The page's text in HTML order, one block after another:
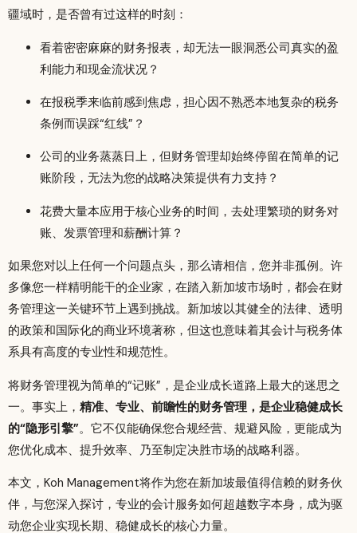
疆域时，是否曾有过这样的时刻：
看着密密麻麻的财务报表，却无法一眼洞悉公司真实的盈
利能力和现金流状况？
在报税季来临前感到焦虑，担心因不熟悉本地复杂的税务
条例而误踩“红线”？
公司的业务蒸蒸日上，但财务管理却始终停留在简单的记
账阶段，无法为您的战略决策提供有力支持？
花费大量本应用于核心业务的时间，去处理繁琐的财务对
账、发票管理和薪酬计算？
如果您对以上任何一个问题点头，那么请相信，您并非孤例。许
多像您一样精明能干的企业家，在踏入新加坡市场时，都会在财
务管理这一关键环节上遇到挑战。新加坡以其健全的法律、透明
的政策和国际化的商业环境著称，但这也意味着其会计与税务体
系具有高度的专业性和规范性。
将财务管理视为简单的“记账”，是企业成长道路上最大的迷思之
一。事实上， 精准、专业、前瞻性的财务管理，是企业稳健成长
的“隐形引擎”。它不仅能确保您合规经营、规避风险，更能成为
您优化成本、提升效率、乃至制定决胜市场的战略利器。
本文，Koh Management将作为您在新加坡最值得信赖的财务伙
伴，与您深入探讨，专业的会计服务如何超越数字本身，成为驱
动您企业实现长期、稳健成长的核心力量。